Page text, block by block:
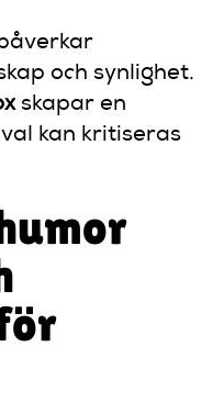
och synlighet.
skapar en
kan kritiseras